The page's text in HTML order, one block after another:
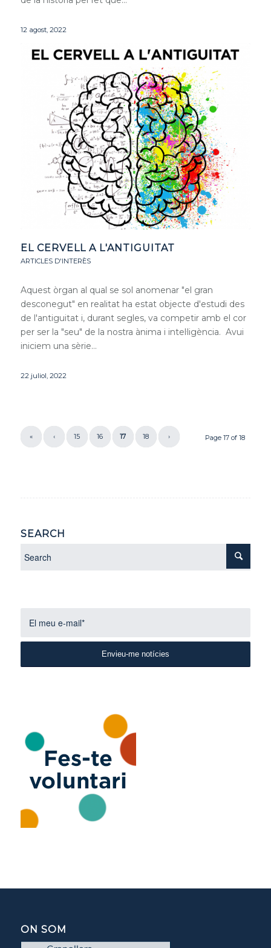
12 agost, 2022
EL CERVELL A L'ANTIGUITAT
ARTICLES D'INTERÈS
Aquest òrgan al qual se sol anomenar "el gran
desconegut" en realitat ha estat objecte d'estudi des
de l'antiguitat i, durant segles, va competir amb el cor
per ser la "seu" de la nostra ànima i intel·ligència. Avui
iniciem una sèrie…
22 juliol, 2022
Page 17 of 18
« ‹ 15 16 17 18 ›
SEARCH
ON SOM